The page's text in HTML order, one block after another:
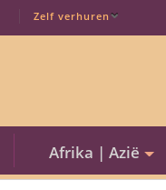
Zelf verhuren
Afrika | Azië